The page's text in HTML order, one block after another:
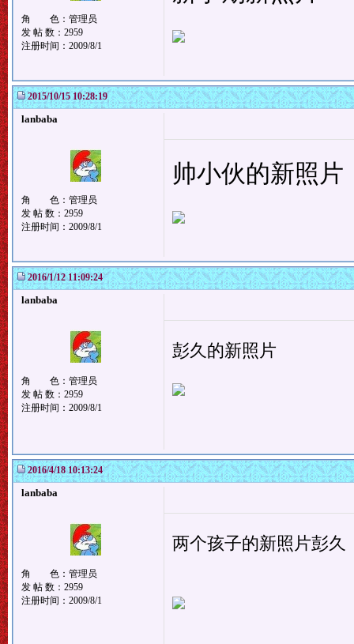
角 色：管理员
发 帖 数：2959
注册时间：2009/8/1
2015/10/15 10:28:19
lanbaba
角 色：管理员
发 帖 数：2959
注册时间：2009/8/1
帅小伙的新照片
2016/1/12 11:09:24
lanbaba
角 色：管理员
发 帖 数：2959
注册时间：2009/8/1
彭久的新照片
2016/4/18 10:13:24
lanbaba
角 色：管理员
发 帖 数：2959
注册时间：2009/8/1
两个孩子的新照片彭久